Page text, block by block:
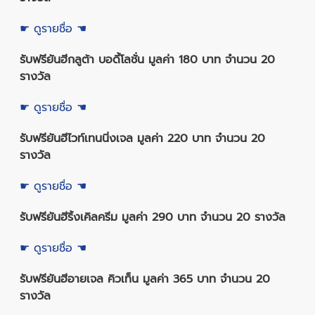
☛ ดูรายชื่อ ☚
รับฟรียันฮีกลูต้า บอดี้โลชั่น มูลค่า 180 บาท จำนวน 20
รางวัล
☛ ดูรายชื่อ ☚
รับฟรียันฮีไวท์เทนนิ่งเจล มูลค่า 220 บาท จำนวน 20
รางวัล
☛ ดูรายชื่อ ☚
รับฟรียันฮีริ้งเคิลครีม มูลค่า 290 บาท จำนวน 20 รางวัล
☛ ดูรายชื่อ ☚
รับฟรียันฮีอายเจล คิวเท็น มูลค่า 365 บาท จำนวน 20
รางวัล